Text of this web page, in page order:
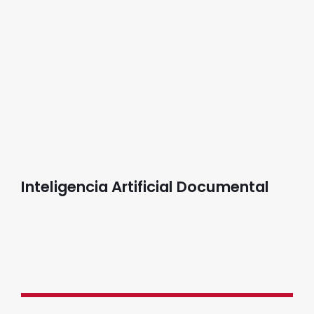
Inteligencia Artificial Documental